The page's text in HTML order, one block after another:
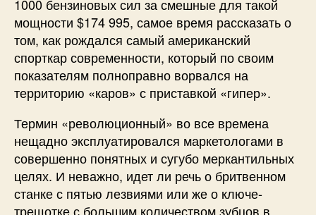
1000 бензиновых сил за смешные для такой
мощности $174 995, самое время рассказать о
том, как рождался самый американский
спорткар современности, который по своим
показателям полноправно ворвался на
территорию «каров» с приставкой «гипер».
Термин «революционный» во все времена
нещадно эксплуатировался маркетологами в
совершенно понятных и сугубо меркантильных
целях. И неважно, идет ли речь о бритвенном
станке с пятью лезвиями или же о ключе-
трещотке с большим количеством зубцов в